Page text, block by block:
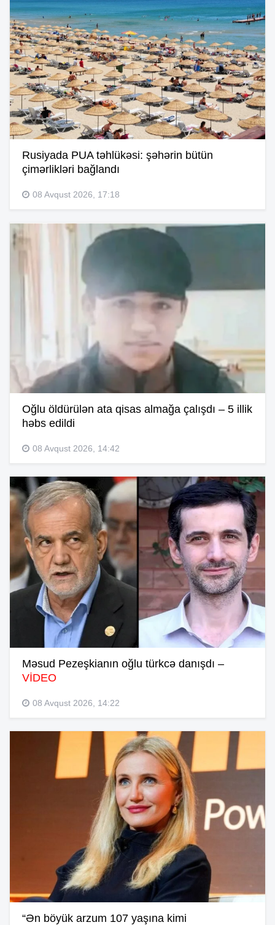
Rusiyada PUA təhlükəsi: şəhərin bütün
çimərlikləri bağlandı
08 Avqust 2026, 17:18
Oğlu öldürülən ata qisas almağa çalışdı – 5 illik
həbs edildi
08 Avqust 2026, 14:42
Məsud Pezeşkianın oğlu türkcə danışdı –
VİDEO
08 Avqust 2026, 14:22
“Ən böyük arzum 107 yaşına kimi